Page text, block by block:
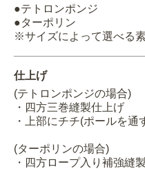
●テトロンポンジ
●ターポリン
※サイズによって選べる
仕上げ
(テトロンポンジの場合)
・四方三巻縫製仕上げ
・上部にチチ(ポールを通
(ターポリンの場合)
・四方ロープ入り補強縫